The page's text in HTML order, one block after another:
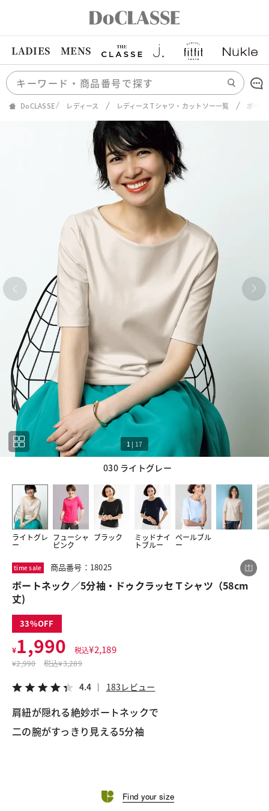
LADIES MENS
DoCLASSE レディース レディース Tシャツ・カットソー一覧 ボー
030 ライトグレー
1 | 17
ライトグレ
ー
フューシャ
ピンク
ブラック ミッドナイ
トブルー
ペールブル
ー
17
time sale 商品番号：18025
ボートネック／5分袖・ドゥクラッセＴシャツ（58cm
丈)
33
¥1,990 税込¥2,189
¥2,990 税込¥3,289
4.4 183レビュー
肩紐が隠れる絶妙ボートネックで
Find your size
この商品をシェアする
LINE X メール